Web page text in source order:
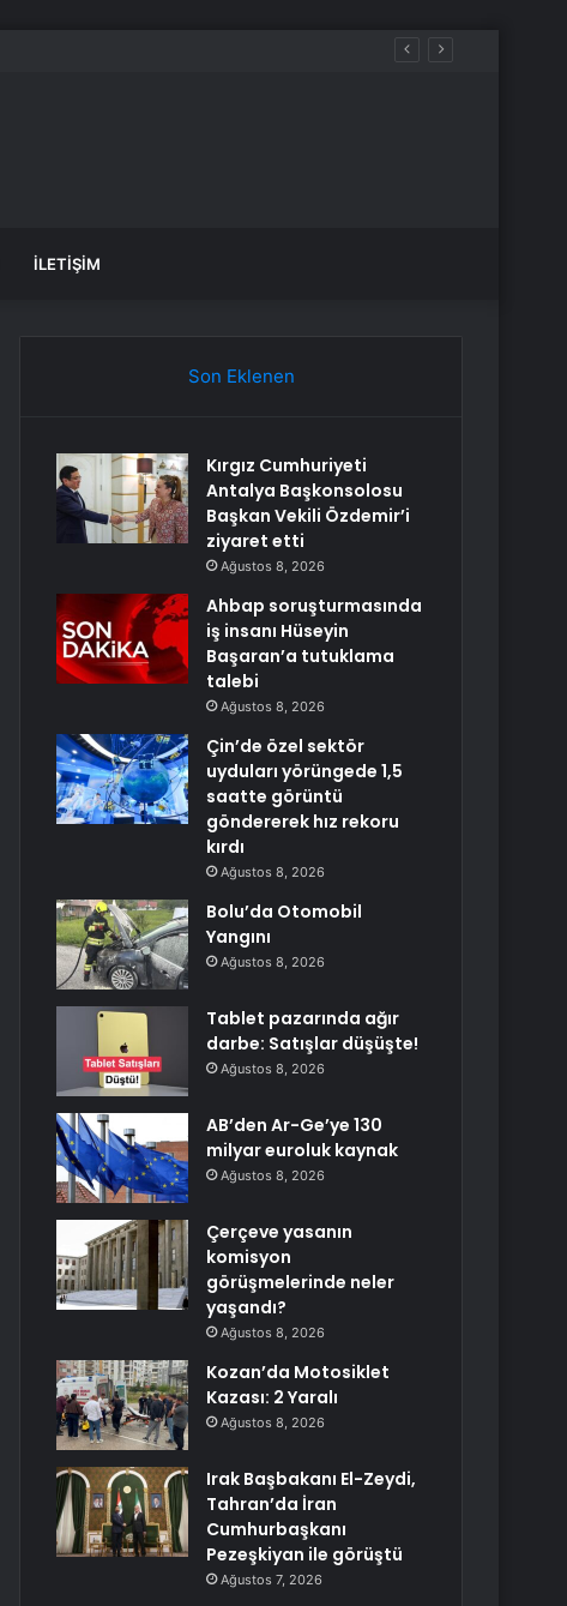
İLETIŞIM
Son Eklenen
Kırgız Cumhuriyeti
Antalya Başkonsolosu
Başkan Vekili Özdemir’i
ziyaret etti
Ağustos 8, 2026
Ahbap soruşturmasında
iş insanı Hüseyin
Başaran’a tutuklama
talebi
Ağustos 8, 2026
Çin’de özel sektör
uyduları yörüngede 1,5
saatte görüntü
göndererek hız rekoru
kırdı
Ağustos 8, 2026
Bolu’da Otomobil
Yangını
Ağustos 8, 2026
Tablet pazarında ağır
darbe: Satışlar düşüşte!
Ağustos 8, 2026
AB’den Ar-Ge’ye 130
milyar euroluk kaynak
Ağustos 8, 2026
Çerçeve yasanın
komisyon
görüşmelerinde neler
yaşandı?
Ağustos 8, 2026
Kozan’da Motosiklet
Kazası: 2 Yaralı
Ağustos 8, 2026
Irak Başbakanı El-Zeydi,
Tahran’da İran
Cumhurbaşkanı
Pezeşkiyan ile görüştü
Ağustos 7, 2026